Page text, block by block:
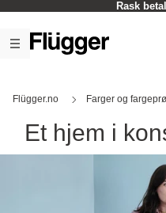
Hent i butikk -
Flügger.no Farger og
Et hjem i